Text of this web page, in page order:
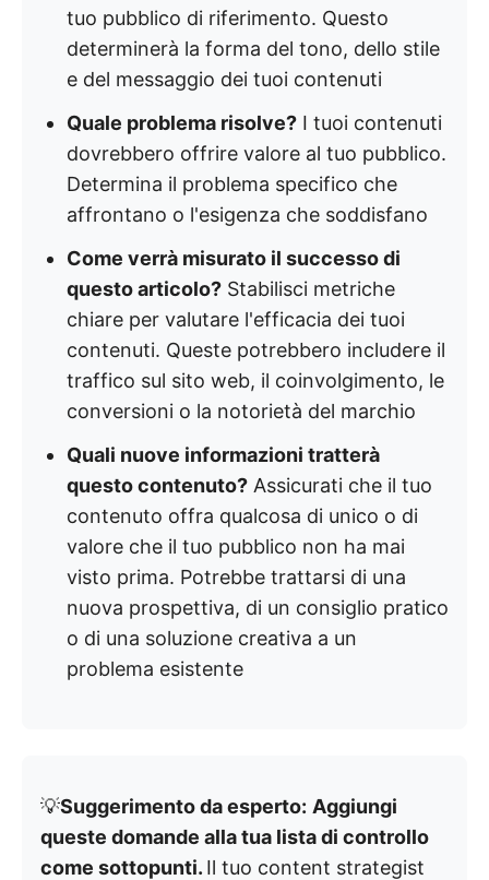
tuo pubblico di riferimento. Questo
determinerà la forma del tono, dello stile
e del messaggio dei tuoi contenuti
Quale problema risolve? I tuoi contenuti
dovrebbero offrire valore al tuo pubblico.
Determina il problema specifico che
affrontano o l'esigenza che soddisfano
Come verrà misurato il successo di
questo articolo? Stabilisci metriche
chiare per valutare l'efficacia dei tuoi
contenuti. Queste potrebbero includere il
traffico sul sito web, il coinvolgimento, le
conversioni o la notorietà del marchio
Quali nuove informazioni tratterà
questo contenuto? Assicurati che il tuo
contenuto offra qualcosa di unico o di
valore che il tuo pubblico non ha mai
visto prima. Potrebbe trattarsi di una
nuova prospettiva, di un consiglio pratico
o di una soluzione creativa a un
problema esistente
💡Suggerimento da esperto: Aggiungi
queste domande alla tua lista di controllo
come sottopunti. Il tuo content strategist